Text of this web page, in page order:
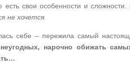
свои особенности и
не хочется.
себе – пережила самый
нарочно обижать